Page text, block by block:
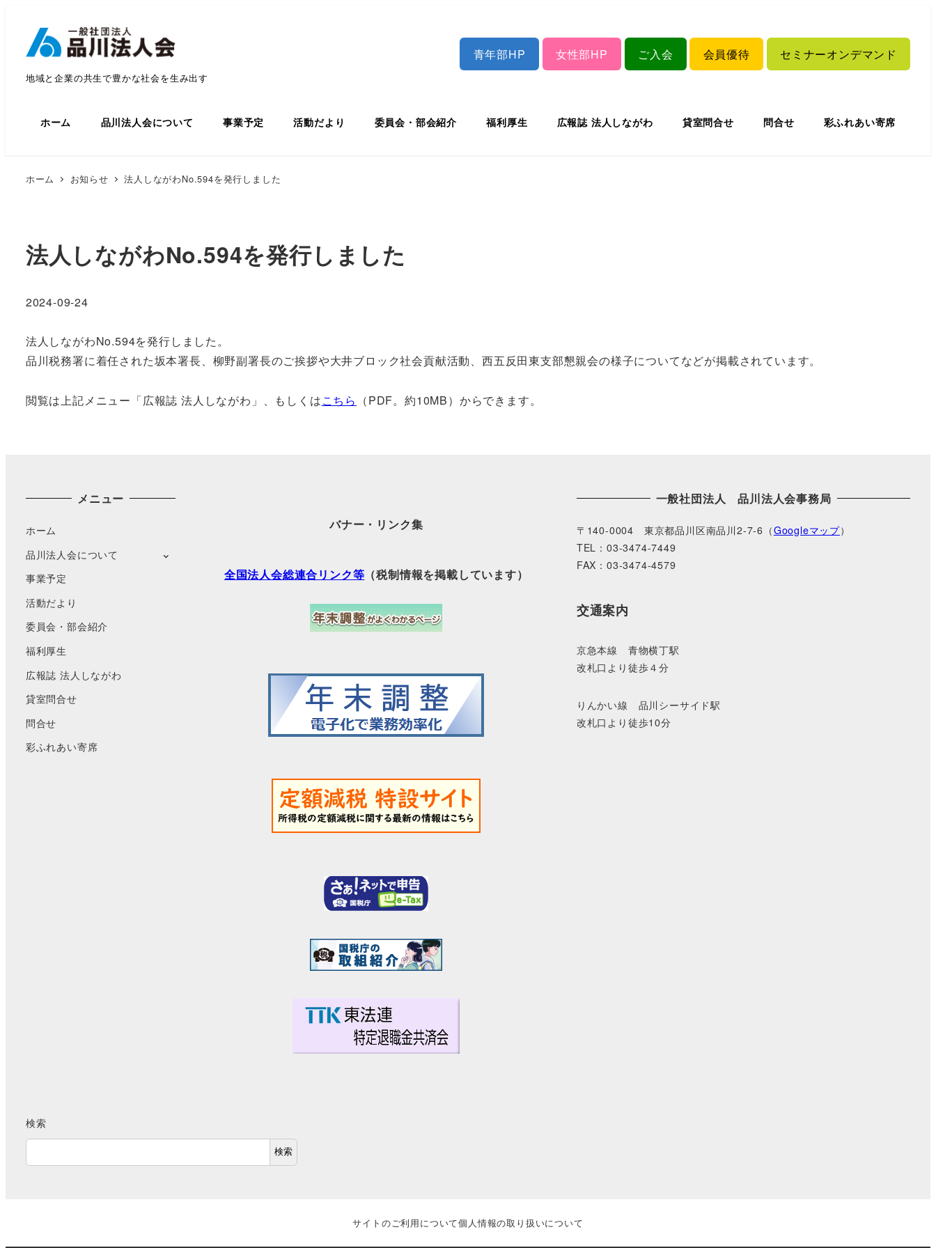
地域と企業の共生で豊かな社会を生み出す
青年部HP 女性部HP ご入会 会員優待 セミナーオンデマンド
ホーム 品川法人会について 事業予定 活動だより 委員会・部会紹介 福利厚生 広報誌 法人しながわ 貸室問合せ 問合せ 彩ふれあい寄席
ホーム お知らせ 法人しながわNo.594を発行しました
法人しながわNo.594を発行しました
2024-09-24
法人しながわNo.594を発行しました。
品川税務署に着任された坂本署長、柳野副署長のご挨拶や大井ブロック社会貢献活動、西五反田東支部懇親会の様子についてなどが掲載されています。
閲覧は上記メニュー「広報誌 法人しながわ」、もしくはこちら （PDF。約10MB）からできます。
メニュー
ホーム
品川法人会について
事業予定
活動だより
委員会・部会紹介
福利厚生
広報誌 法人しながわ
貸室問合せ
問合せ
彩ふれあい寄席
バナー・リンク集
全国法人会総連合リンク等 （税制情報を掲載しています）
一般社団法人 品川法人会事務局
〒140-0004 東京都品川区南品川2-7-6（Googleマップ）
TEL：03-3474-7449
FAX：03-3474-4579
交通案内
京急本線 青物横丁駅
改札口より徒歩４分
りんかい線 品川シーサイド駅
改札口より徒歩10分
検索
検索
サイトのご利用について個人情報の取り扱いについて